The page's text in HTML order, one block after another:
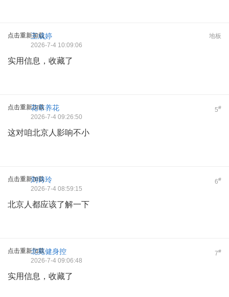
点击重新加载 地板
王成婷
2026-7-4 10:09:06
实用信息，收藏了
点击重新加载 5#
花市养花
2026-7-4 09:26:50
这对咱北京人影响不小
点击重新加载 6#
刘诗玲
2026-7-4 08:59:15
北京人都应该了解一下
点击重新加载 7#
北苑健身控
2026-7-4 09:06:48
实用信息，收藏了